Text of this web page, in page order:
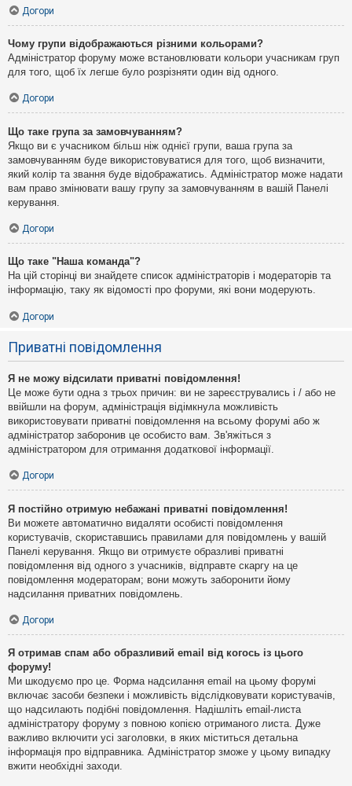
Догори
Чому групи відображаються різними кольорами?
Адміністратор форуму може встановлювати кольори учасникам груп
для того, щоб їх легше було розрізняти один від одного.
Догори
Що таке група за замовчуванням?
Якщо ви є учасником більш ніж однієї групи, ваша група за
замовчуванням буде використовуватися для того, щоб визначити,
який колір та звання буде відображатись. Адміністратор може надати
вам право змінювати вашу групу за замовчуванням в вашій Панелі
керування.
Догори
Що таке "Наша команда"?
На цій сторінці ви знайдете список адміністраторів і модераторів та
інформацію, таку як відомості про форуми, які вони модерують.
Догори
Приватні повідомлення
Я не можу відсилати приватні повідомлення!
Це може бути одна з трьох причин: ви не зареєструвались і / або не
ввійшли на форум, адміністрація відімкнула можливість
використовувати приватні повідомлення на всьому форумі або ж
адміністратор заборонив це особисто вам. Зв'яжіться з
адміністратором для отримання додаткової інформації.
Догори
Я постійно отримую небажані приватні повідомлення!
Ви можете автоматично видаляти особисті повідомлення
користувачів, скориставшись правилами для повідомлень у вашій
Панелі керування. Якщо ви отримуєте образливі приватні
повідомлення від одного з учасників, відправте скаргу на це
повідомлення модераторам; вони можуть заборонити йому
надсилання приватних повідомлень.
Догори
Я отримав спам або образливий email від когось із цього
форуму!
Ми шкодуємо про це. Форма надсилання email на цьому форумі
включає засоби безпеки і можливість відслідковувати користувачів,
що надсилають подібні повідомлення. Надішліть email-листа
адміністратору форуму з повною копією отриманого листа. Дуже
важливо включити усі заголовки, в яких міститься детальна
інформація про відправника. Адміністратор зможе у цьому випадку
вжити необхідні заходи.